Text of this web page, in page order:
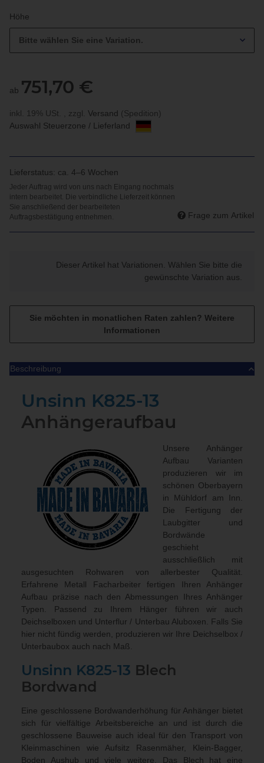
Höhe
Bitte wählen Sie eine Variation.
ab 751,70 €
inkl. 19% USt. , zzgl. Versand (Spedition)
Auswahl Steuerzone / Lieferland
Lieferstatus: ca. 4–6 Wochen
Frage zum Artikel
Dieser Artikel hat Variationen. Wählen Sie bitte die
gewünschte Variation aus.
Sie möchten in monatlichen Raten zahlen? Weitere
Informationen
Beschreibung
Unsinn K825-13
Anhängeraufbau
Unsere Anhänger
Aufbau Varianten
produzieren wir im
schönen Oberbayern
in Mühldorf am Inn.
Die Fertigung der
Laubgitter und
Bordwände
geschieht
ausschließlich mit
ausgesuchten Rohwaren von allerbester Qualität.
Erfahrene Metall Facharbeiter fertigen Ihren Anhänger
Aufbau präzise nach den Abmessungen Ihres Anhänger
Typen. Passend zu Ihrem Hänger führen wir auch
Deichselboxen und Unterflur / Unterbau Aluboxen . Falls Sie
hier nicht fündig werden, produzieren wir Ihre Deichselbox /
Unterbaubox auch nach Maß
Unsinn K825-13 Blech
Bordwand
Eine geschlossene Bordwanderhöhung für Anhänger bietet
sich für vielfältige Arbeitsbereiche an und ist durch die
geschlossene Bauweise auch ideal für den Transport von
Kleinmaschinen wie Aufsitz Rasenmäher, Klein-Bagger,
Boden Aushub und viele weitere. Das Blech hat eine